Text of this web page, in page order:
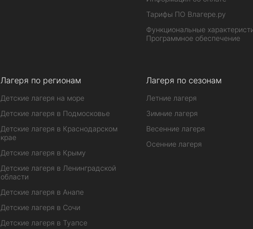
Тарифы ПО Влагере.ру
Функциональные
Программное обеспечение
Лагеря по регионам
Детские лагеря на море
Детские лагеря в Подмосковье
Детские лагеря в Краснодарском
крае
Детские лагеря в Крыму
Детские лагеря в Ленинградской
области
Детские лагеря в Анапе
Детские лагеря в Сочи
Детские лагеря в Туапсе
Лагеря по сезонам
Летние лагеря
Зимние лагеря
Весенние лагеря
Осенние лагеря